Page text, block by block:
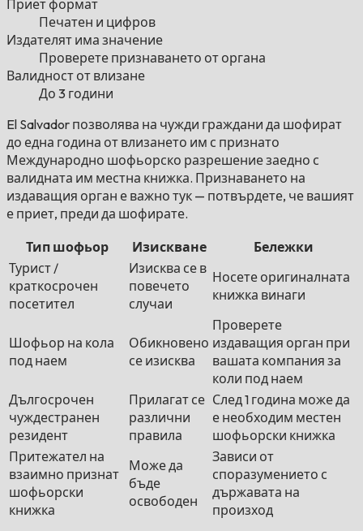
Приет формат
Печатен и цифров
Издателят има значение
Проверете признаването от органа
Валидност от влизане
До 3 години
El Salvador позволява на чужди граждани да шофират
до една година от влизането им с признато
Международно шофьорско разрешение заедно с
валидната им местна книжка. Признаването на
издаващия орган е важно тук — потвърдете, че вашият
е приет, преди да шофирате.
Тип шофьор Изискване
Бележки
Турист /
краткосрочен
посетител
Изисква се в
повечето
случаи
Носете оригиналната
книжка винаги
Шофьор на кола
под наем
Обикновено
се изисква
Проверете
издаващия орган при
вашата компания за
коли под наем
Дългосрочен
чуждестранен
резидент
Прилагат се
различни
правила
След 1 година може да
е необходим местен
шофьорски книжка
Притежател на
взаимно признат
шофьорски
книжка
Може да
бъде
освободен
Зависи от
споразумението с
държавата на
произход